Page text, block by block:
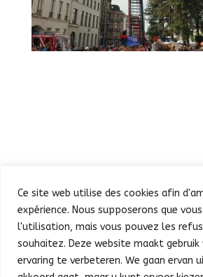
Ce site web utilise des cookies afin
expérience. Nous supposerons que
l'utilisation, mais vous pouvez les
souhaitez. Deze website maakt gebruik
ervaring te verbeteren. We gaan ervan
Défilé
Fête au Parc
Concert et feu d’artifice